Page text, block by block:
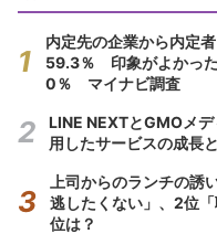
内定先の企業から内定
59.3％ 印象がよかっ
0％ マイナビ調査
LINE NEXTとGMOメ
用したサービスの成長
上司からのランチの
逃したくない」、2位
位は？